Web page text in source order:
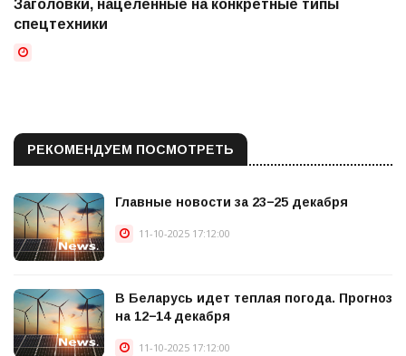
Заголовки, нацеленные на конкретные типы
спецтехники
РЕКОМЕНДУЕМ ПОСМОТРЕТЬ
Главные новости за 23−25 декабря
11-10-2025 17:12:00
В Беларусь идет теплая погода. Прогноз
на 12−14 декабря
11-10-2025 17:12:00